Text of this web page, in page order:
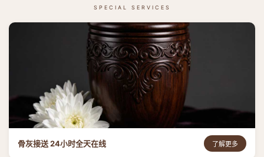
SPECIAL SERVICES
骨灰接送 24小时全天在线 了解更多